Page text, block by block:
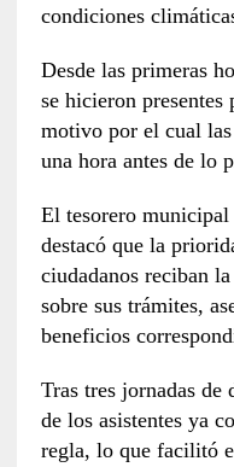
condiciones
Desde las primeras
se hicieron presentes
motivo por el cual
una hora antes de lo
El tesorero
destacó que la
ciudadanos reciban
sobre sus trámites,
beneficios
Tras tres jornadas de
de los asistentes ya
regla, lo que facilitó